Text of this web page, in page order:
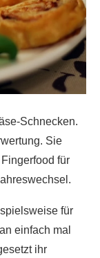
Schnecken.
Sie
für
für
einfach mal
ihr